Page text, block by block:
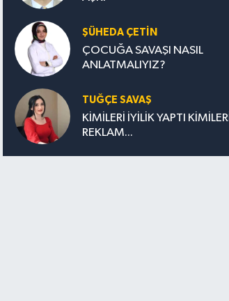
ŞÜHEDA ÇETİN
ÇOCUĞA SAVAŞI NASIL
ANLATMALIYIZ?
TUĞÇE SAVAŞ
KİMİLERİ İYİLİK YAPTI KİMİLERİ
REKLAM...